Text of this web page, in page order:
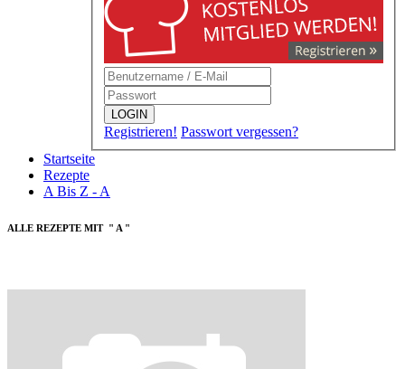
LOGIN
Registrieren! Passwort vergessen?
Startseite
Rezepte
A Bis Z - A
ALLE REZEPTE MIT " A "